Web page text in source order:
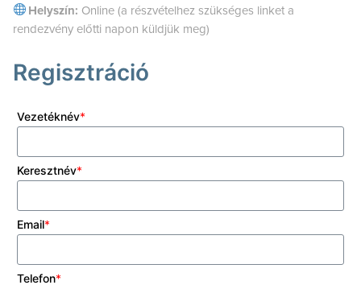
Helyszín: Online (a részvételhez szükséges linket a
rendezvény előtti napon küldjük meg)
Regisztráció
Köszönjük
a
alábbi
webinárra,
a
információkat
a
rendezvény
Vezetéknév*
Keresztnév*
Email*
Telefon*